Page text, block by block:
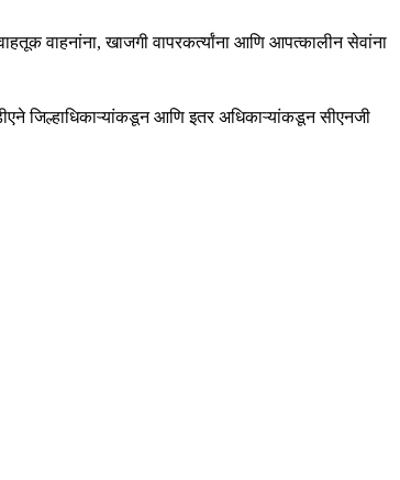
वाहनांना, खाजगी वापरकर्त्यांना आणि आपत्कालीन सेवांना
जिल्हाधिकाऱ्यांकडून आणि इतर अधिकाऱ्यांकडून सीएनजी